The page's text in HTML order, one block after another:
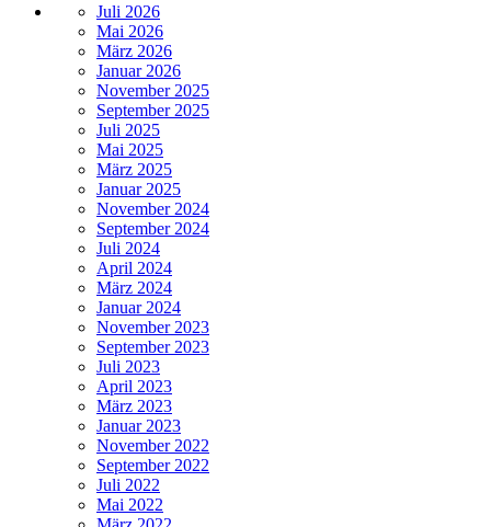
Juli 2026
Mai 2026
März 2026
Januar 2026
November 2025
September 2025
Juli 2025
Mai 2025
März 2025
Januar 2025
November 2024
September 2024
Juli 2024
April 2024
März 2024
Januar 2024
November 2023
September 2023
Juli 2023
April 2023
März 2023
Januar 2023
November 2022
September 2022
Juli 2022
Mai 2022